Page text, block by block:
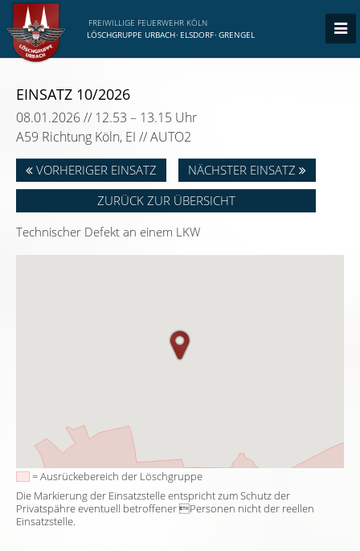
FREIWILLIGE FEUERWEHR KÖLN
LÖSCHGRUPPE URBACH· ELSDORF· GRENGEL
EINSATZ 10/2026
08.01.2026 // 12.53 – 13.15 Uhr
A59 Richtung Köln, EI // AUTO2
VORHERIGER EINSATZ
NÄCHSTER EINSATZ
ZURÜCK ZUR ÜBERSICHT
Technischer Defekt an einem LKW
= Ausrückebereich der Löschgruppe
Die Markierung der Einsatzstelle entspricht zum Schutz der
Privatspähre eventuell betroffener Personen nicht der reellen
Einsatzstelle.